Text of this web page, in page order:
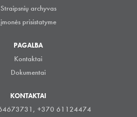
Straipsnių archyvas
įmonės prisistatyme
PAGALBA
Kontaktai
Dokumentai
KONTAKTAI
+370 61124474